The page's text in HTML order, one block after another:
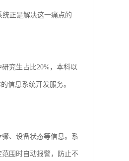
正是解决这一痛点的
究生占比20%，本科以
信息系统开发服务。
、设备状态等信息。系
围时自动报警，防止不